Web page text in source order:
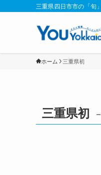
三重県四日市市の「旬
ホーム 三重県初
三重県初